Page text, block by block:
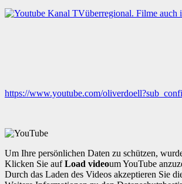
https://www.youtube.com/
Um Ihre persönlichen Daten zu schützen,
Klicken Sie aufLoad videoum YouTube
Durch das Laden des Videos akzeptieren Sie